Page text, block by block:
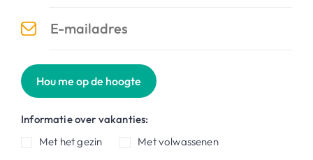
Hou me op de hoogte
Informatie over vakanties:
Met het gezin
Met volwassenen